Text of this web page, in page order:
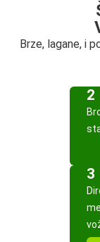
Brze, lagane, i
2
3